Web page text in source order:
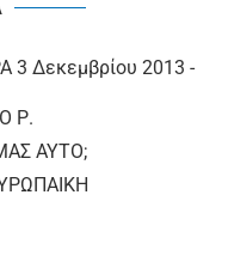
3 Δεκεμβρίου 2013 -
Ρ.
ΑΥΤΟ;